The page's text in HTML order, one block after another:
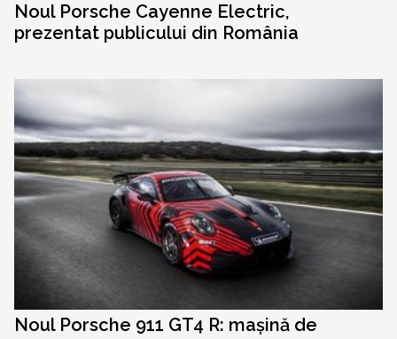
Noul Porsche Cayenne Electric,
prezentat publicului din România
Noul Porsche 911 GT4 R: mașină de